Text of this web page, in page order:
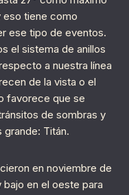
eso tiene como
ese tipo de eventos.
el sistema de anillos
a nuestra línea
de la vista o el
favorece que se
de sombras y
Titán.
en noviembre de
en el oeste para